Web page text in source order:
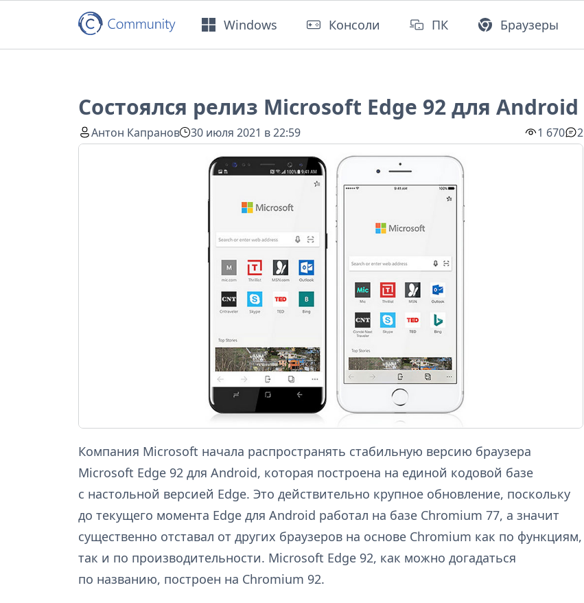
Windows Консоли ПК Браузеры
Состоялся релиз Microsoft Edge 92 для Android
Антон Капранов 30 июля 2021 в 22:59 1 670 2
Компания Microsoft начала распространять стабильную версию браузера
Microsoft Edge 92 для Android, которая построена на единой кодовой базе
с настольной версией Edge. Это действительно крупное обновление, поскольку
до текущего момента Edge для Android работал на базе Chromium 77, а значит
существенно отставал от других браузеров на основе Chromium как по функциям,
так и по производительности. Microsoft Edge 92, как можно догадаться
по названию, построен на Chromium 92.